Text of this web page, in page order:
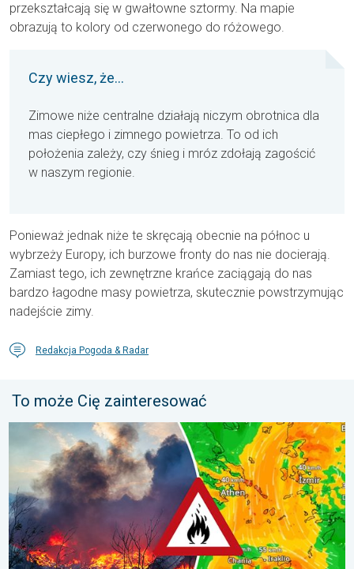
przekształcają się w gwałtowne sztormy. Na mapie
obrazują to kolory od czerwonego do różowego.
Czy wiesz, że...
Zimowe niże centralne działają niczym obrotnica dla
mas ciepłego i zimnego powietrza. To od ich
położenia zależy, czy śnieg i mróz zdołają zagościć
w naszym regionie.
Ponieważ jednak niże te skręcają obecnie na północ u
wybrzeży Europy, ich burzowe fronty do nas nie docierają.
Zamiast tego, ich zewnętrzne krańce zaciągają do nas
bardzo łagodne masy powietrza, skutecznie powstrzymując
nadejście zimy.
Redakcja Pogoda & Radar
To może Cię zainteresować
Pożary lasów szaleją także w Europie Południowo-